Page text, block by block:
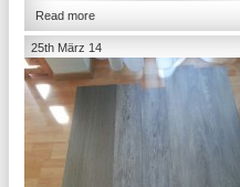
Read more
25th März 14